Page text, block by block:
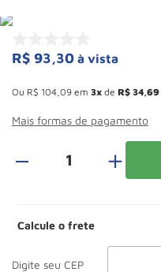
R$ 93,30 à vista
Ou R$ 104 09 em 3 de R$ 34 69
Mais formas de pagamento
＋
Calcule o frete
8 º Talha
9º Paleteira
10 º Rodizio